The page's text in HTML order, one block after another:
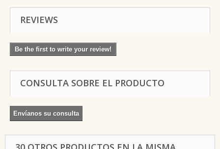
REVIEWS
Be the first to write your review!
CONSULTA SOBRE EL PRODUCTO
Envíanos su consulta